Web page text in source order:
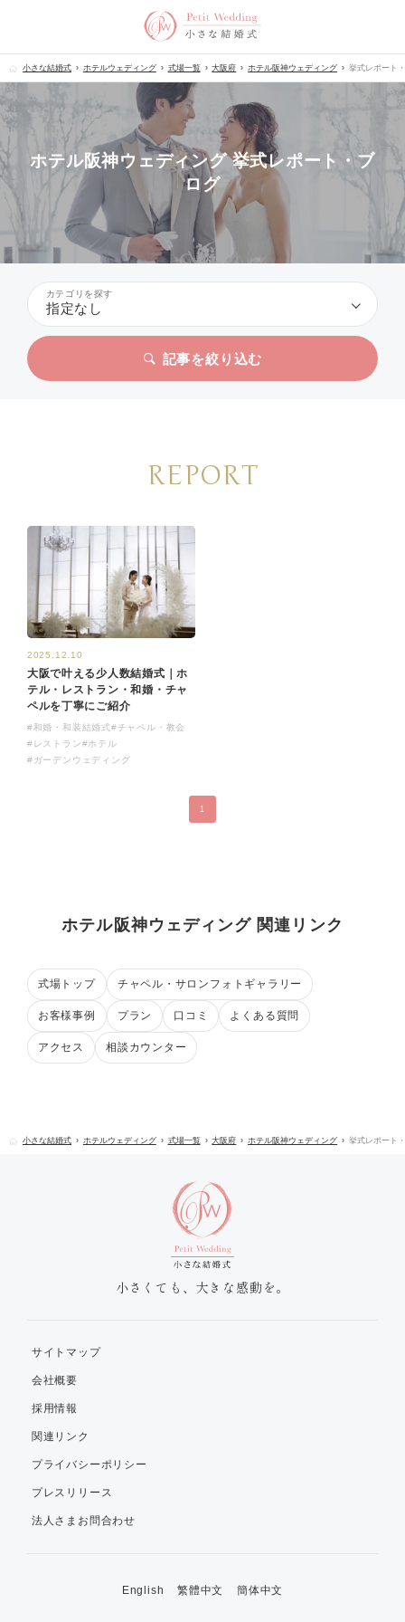
小さな結婚式 ホテルウェディング 式場一覧 大阪府 ホテル阪神ウェディング 挙式レポート
ホテル阪神ウェディング 挙式レポート・ブ
ログ
カテゴリを探す
指定なし
記事を絞り込む
REPORT
2025.12.10
大阪で叶える少人数結婚式｜ホ
テル・レストラン・和婚・チャ
ペルを丁寧にご紹介
#和婚・和装結婚式#チャペル・教会
#レストラン#ホテル
#ガーデンウェディング
1
ホテル阪神ウェディング 関連リンク
式場トップ チャペル・サロンフォトギャラリー
お客様事例 プラン 口コミ よくある質問
アクセス 相談カウンター
小さな結婚式 ホテルウェディング 式場一覧 大阪府 ホテル阪神ウェディング 挙式レポート
小さくても、大きな感動を。
サイトマップ
会社概要
採用情報
関連リンク
プライバシーポリシー
プレスリリース
法人さまお問合わせ
English 繁體中文 簡体中文